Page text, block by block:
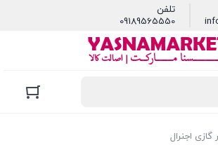
تلفن
09189565550
گازی اجنرال